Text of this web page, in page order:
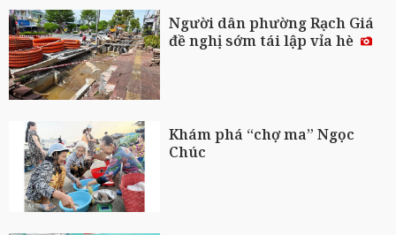
Người dân phường Rạch Giá
đề nghị sớm tái lập vỉa hè
Khám phá “chợ ma” Ngọc
Chúc